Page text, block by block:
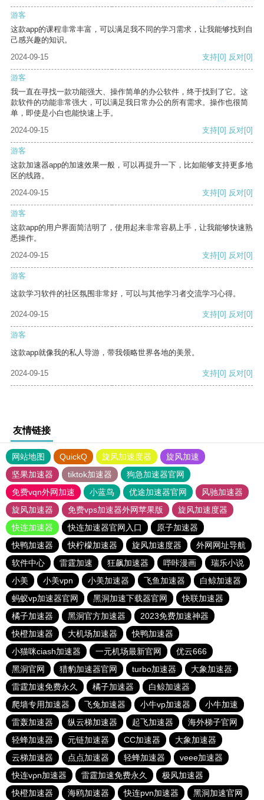
游客
这款app的课程非常丰富，可以满足我不同的学习需求，让我能够找到自
己感兴趣的知识。
2024-09-15
支持[0] 反对[0]
游客
我一直在寻找一款功能强大、操作简单的办公软件，终于找到了它。这
款软件的功能非常强大，可以满足我日常办公的所有需求。操作也很简
单，即使是小白也能快速上手。
2024-09-15
支持[0] 反对[0]
游客
这款加速器app的加速效果一般，可以再提升一下，比如能够支持更多地
区的线路。
2024-09-15
支持[0] 反对[0]
游客
这款app的用户界面简洁明了，使用起来非常容易上手，让我能够快速熟
悉操作。
2024-09-15
支持[0] 反对[0]
游客
这款学习软件的社区氛围非常好，可以与其他学习者交流学习心得。
2024-09-15 支持[0] 反对[0]
游客
这款app就像我的私人导游，带我领略世界各地的美景。
2024-09-15 支持[0] 反对[0]
友情链接
网站地图 QuickQ 旋风加速度器
旋风加速
坚果加速器
tiktok加速器
狗急加速器官网
免费vqn外网加速
小蓝鸟 优途加速器官网
风驰加速器
旋风加速器
免费vps加速器外网苹果版
旋风加速度器
快连加速器
快连加速器官网入口
原子加速器
快鸭加速器
快柠檬加速器 旋风加速度器
外网网址导航
软件中心
雷霆加速 狂飙加速器 哔咔漫画
瑞乐小说
小美
小美vpn 小美加速器 飞鱼加速器
白鲸加速器
蚂蚁vp加速器官网
黑洞加速下载器官网
快联加速器
橘子加速器
黑洞官方加速器
2023免费加速神器
快橙加速器
大机场加速器
快鸭加速器
小猫咪ciash加速器
一元机场最新官网
优云666
黑洞官网
猎豹加速器官网 turbo加速器
大象加速器
雷霆加速免费永久
橘子加速器
白鲸加速器
爬墙专用加速器
飞兔加速器 小牛vp加速器
小牛加速
雷轰加速器
纵云梯加速器 起飞加速器
海外梯子官网
轻蜂加速器
元链加速器 CC加速器
大象加速器
云梯加速器
点点加速器 轻蜂加速器
veee加速器
快连vρn加速器
雷霆加速免费永久
极风加速器
快橙加速器
海鸥加速器 快连pvn加速器 黑洞加速官网